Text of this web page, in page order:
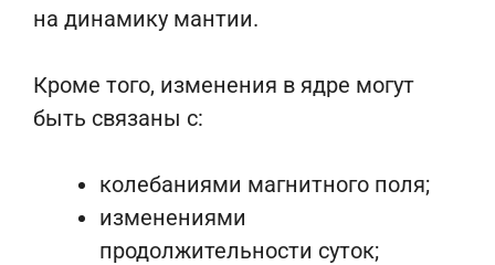
на динамику мантии.
Кроме того, изменения в ядре могут
быть связаны с:
колебаниями магнитного поля;
изменениями
продолжительности суток;